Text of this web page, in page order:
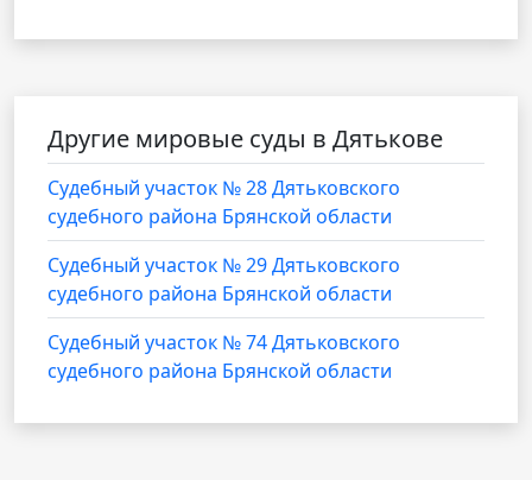
Другие мировые суды в Дятькове
Судебный участок № 28 Дятьковского
судебного района Брянской области
Судебный участок № 29 Дятьковского
судебного района Брянской области
Судебный участок № 74 Дятьковского
судебного района Брянской области